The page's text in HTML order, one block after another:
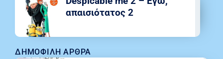
ΔΗΜΟΦΙΛΉ ΆΡΘΡΑ
απαισιότατος 2